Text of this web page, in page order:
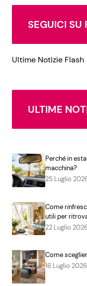
SEGUICI SU
Ultime Notizie Flash
ULTIME
Perché in
macchina?
25 Luglio
Come
utili per
22 Luglio
Come
16 Luglio 2026